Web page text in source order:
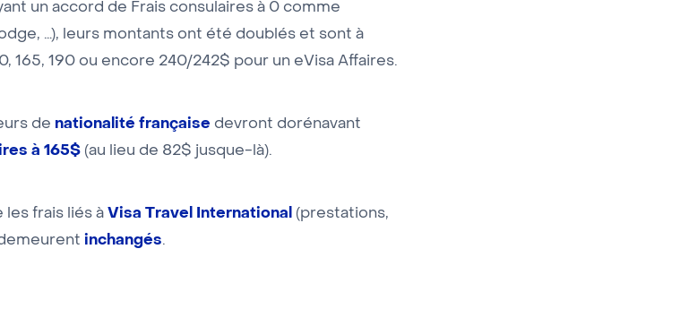
un accord de Frais consulaires à 0 comme
…), leurs montants ont été doublés et sont à
165, 190 ou encore 240/242$ pour un eVisa Affaires.
de nationalité française devront dorénavant
à 165$ (au lieu de 82$ jusque-là).
les frais liés à Visa Travel International
(prestations,
inchangés.